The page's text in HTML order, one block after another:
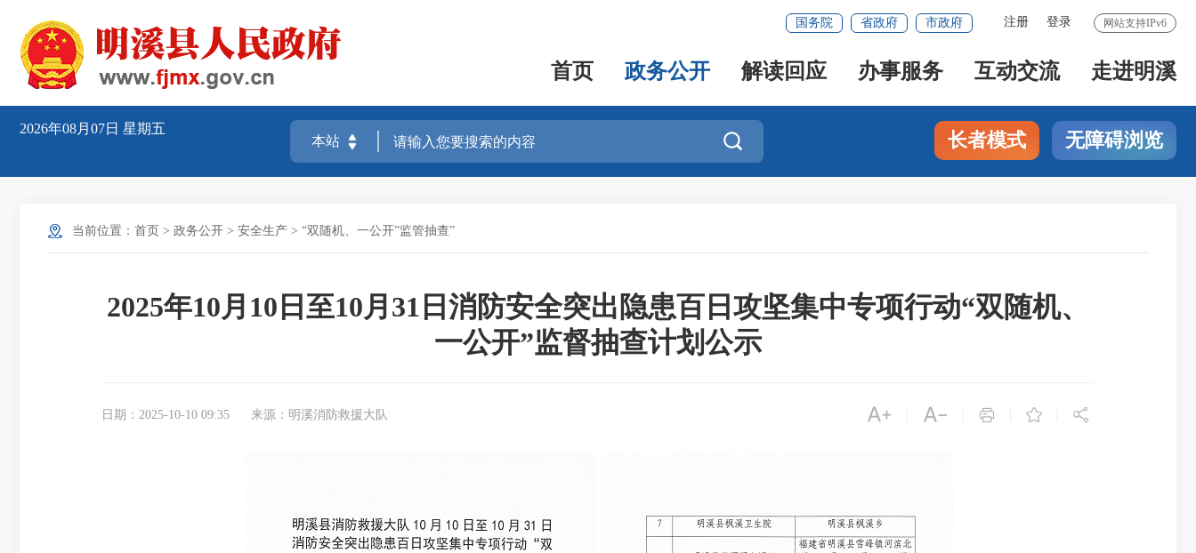
网站支持IPv6
注册 登录
国务院 省政府 市政府
首页 政务公开 解读回应 办事服务 互动交流 走进明溪
2026年08月07日 星期五
 长者模式 无障碍浏览
当前位置： 首页 > 政务公开 > 安全生产 > “双随机、一公开”监管抽查”
2025年10月10日至10月31日消防安全突出隐患百日攻坚集中专项行动“双随机、
一公开”监督抽查计划公示
日期：2025-10-10 09:35 来源：明溪消防救援大队     